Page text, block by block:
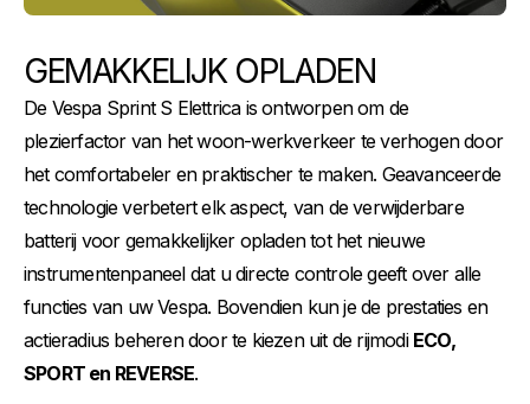
GEMAKKELIJK OPLADEN
De Vespa Sprint S Elettrica is ontworpen om de
plezierfactor van het woon-werkverkeer te verhogen door
het comfortabeler en praktischer te maken. Geavanceerde
technologie verbetert elk aspect, van de verwijderbare
batterij voor gemakkelijker opladen tot het nieuwe
instrumentenpaneel dat u directe controle geeft over alle
functies van uw Vespa. Bovendien kun je de prestaties en
actieradius beheren door te kiezen uit de rijmodi ECO,
SPORT en REVERSE.